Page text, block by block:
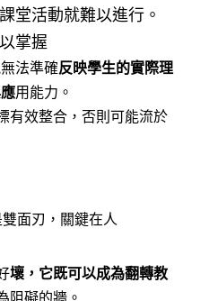
堂活動就難以進行。
掌握
法準確反映學生的實際理
用能力。
有效整合，否則可能流於
面刃，關鍵在人
壞，它既可以成為翻轉教
阻礙的牆。